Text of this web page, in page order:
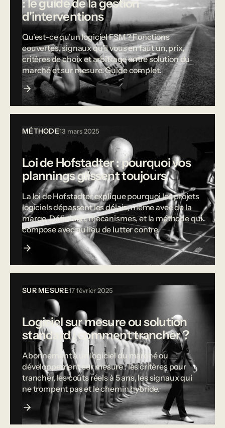
: le guide de la gestion
d'interventions
Qu'est-ce qu'un logiciel FSM ? Fonctions
couvertes, signaux qu'il vous en faut un, prix,
critères de choix et arbitrage entre solution du
marché et sur mesure. Guide complet.
MÉTHODE13 mars 2025
Loi de Hofstadter : pourquoi vos
plannings glissent toujours
La loi de Hofstadter explique pourquoi les projets
logiciels dépassent les délais, même avec de la
marge. Définition, mécanismes, et la méthode qui
compose avec au lieu de lutter contre.
SUR MESURE17 février 2025
Logiciel sur mesure ou solution
standard : comment trancher ?
Abonnement à un logiciel du marché ou
développement sur mesure : les critères pour
trancher, les coûts réels à 5 ans, les signaux qui
ne trompent pas et le chemin hybride.